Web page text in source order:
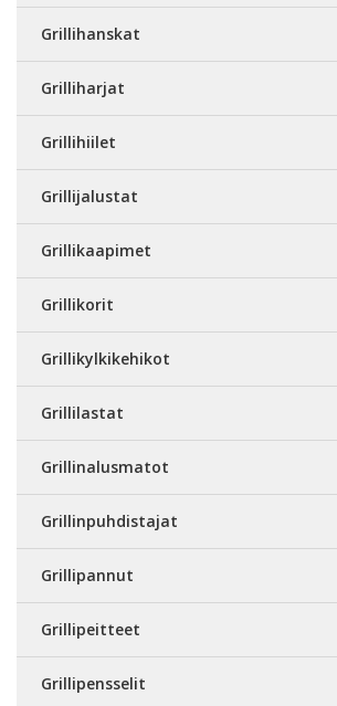
Grillihanskat
Grilliharjat
Grillihiilet
Grillijalustat
Grillikaapimet
Grillikorit
Grillikylkikehikot
Grillilastat
Grillinalusmatot
Grillinpuhdistajat
Grillipannut
Grillipeitteet
Grillipensselit